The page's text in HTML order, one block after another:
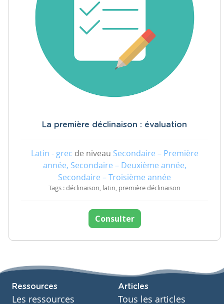
La première déclinaison : évaluation
Latin - grec de niveau Secondaire – Première
année, Secondaire – Deuxième année,
Secondaire – Troisième année
Tags : déclinaison, latin, première déclinaison
Consulter
Ressources
Les ressources
Articles
Tous les articles